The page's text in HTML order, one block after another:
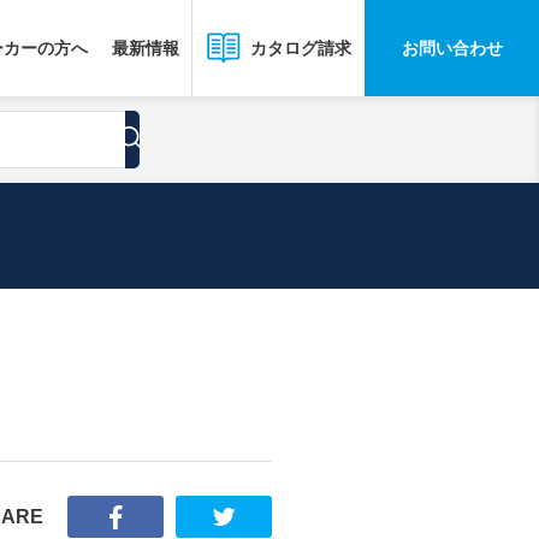
ーの方へ 最新情報 カタログ請求 お問い合わせ